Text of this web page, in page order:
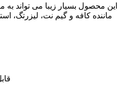
این محصول بسیار زیبا می تواند
ماننده کافه و گیم نت، لیزرتگ،